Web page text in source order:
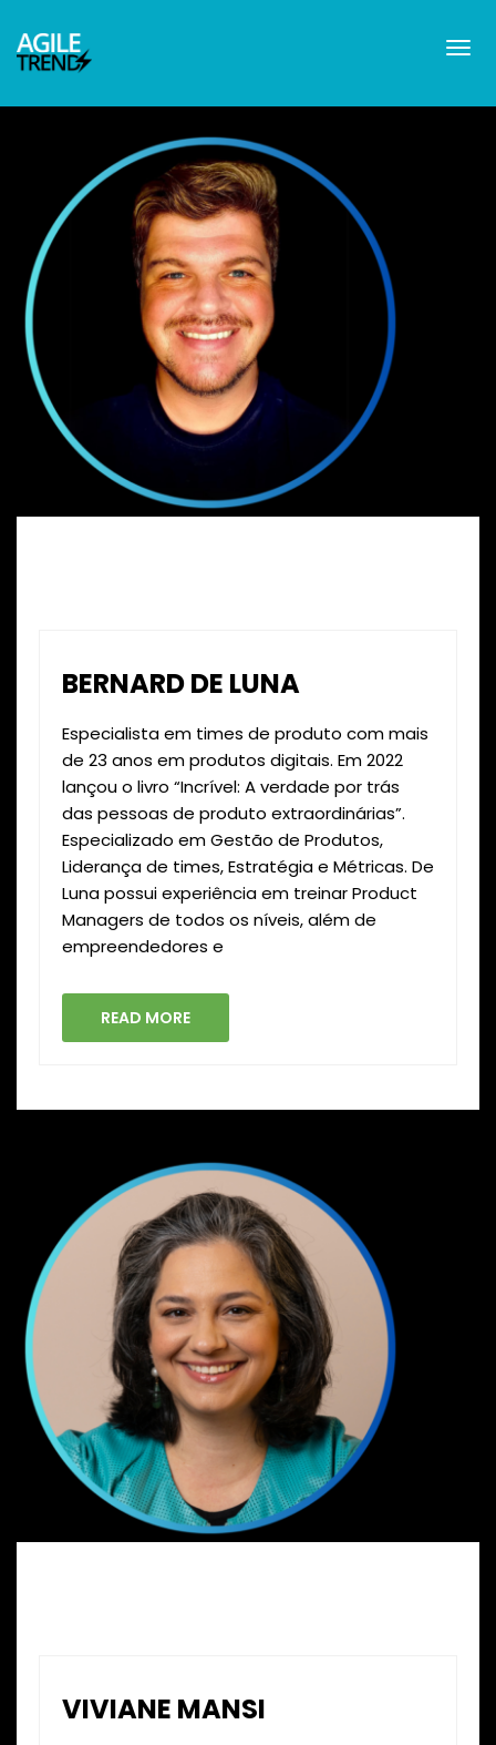
BERNARD DE LUNA
Especialista em times de produto com mais
de 23 anos em produtos digitais. Em 2022
lançou o livro “Incrível: A verdade por trás
das pessoas de produto extraordinárias”.
Especializado em Gestão de Produtos,
Liderança de times, Estratégia e Métricas. De
Luna possui experiência em treinar Product
Managers de todos os níveis, além de
empreendedores e
READ MORE
VIVIANE MANSI